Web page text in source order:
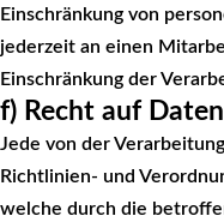
Einschränkung von
jederzeit an einen
Einschränkung der
f) Recht auf
Jede von der
Richtlinien- und
welche durch die